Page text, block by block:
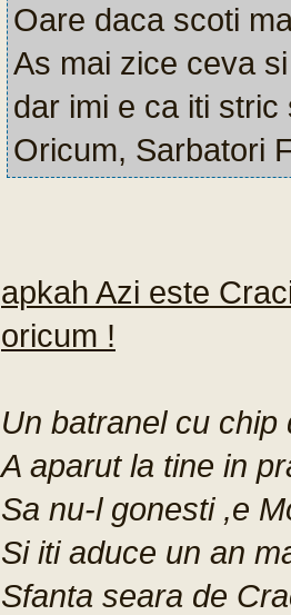
Oare daca scoti
As mai zice ceva
dar imi e ca iti stric
Oricum, Sarbatori
apkah Azi este
oricum !
Un batranel cu chip
A aparut la tine in
Sa nu-l gonesti ,e
Si iti aduce un an
Sfanta seara de